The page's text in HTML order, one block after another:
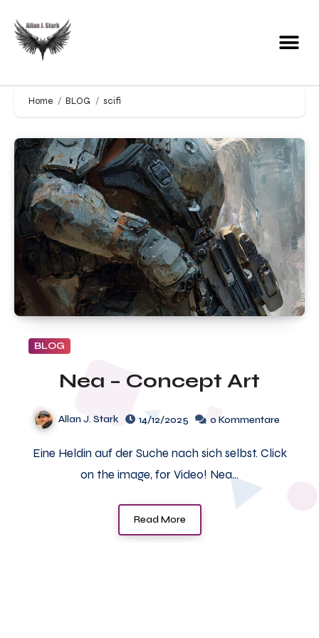
Home BLOG scifi
BLOG
Nea – Concept Art
Allan J. Stark 14/12/2025 0 Kommentare
Eine Heldin auf der Suche nach sich selbst. Click
on the image, for Video! Nea…
Read More